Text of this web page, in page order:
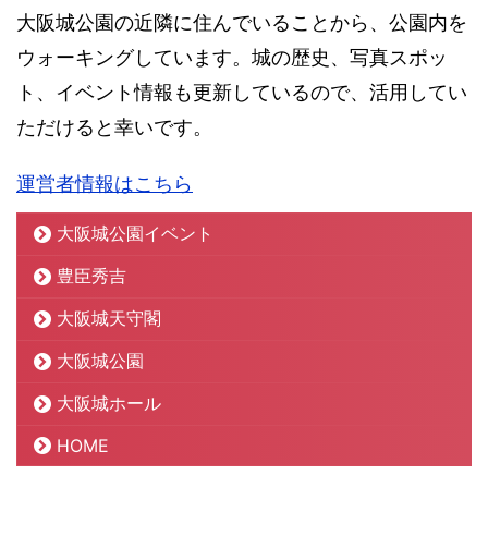
大阪城公園の近隣に住んでいることから、公園内を
ウォーキングしています。城の歴史、写真スポッ
ト、イベント情報も更新しているので、活用してい
ただけると幸いです。
運営者情報はこちら
大阪城公園イベント
豊臣秀吉
大阪城天守閣
大阪城公園
大阪城ホール
HOME